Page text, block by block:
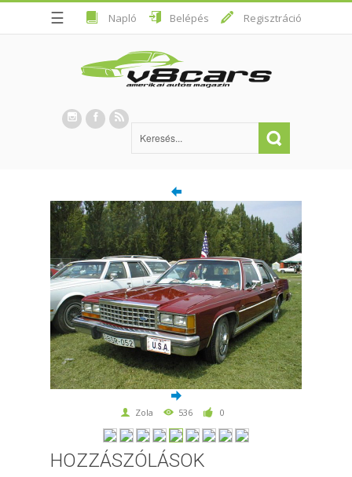
☰ Napló Belépés Regisztráció
Zola 536 0
HOZZÁSZÓLÁSOK